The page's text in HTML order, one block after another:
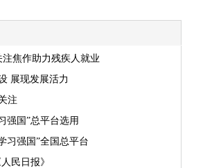
注焦作助力残疾人就业
展现发展活力
注
强国”总平台选用
习强国”全国总平台
民日报》